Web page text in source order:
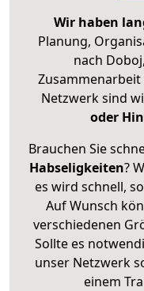
Wir haben
Planung,
nach
Netzwerk sind
oder
Brauchen Sie
Habseligkeiten?
es wird schnell,
Auf Wunsch
verschiedenen
Sollte es
unser Netzwerk
einem